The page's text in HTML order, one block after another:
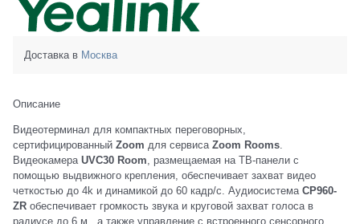
Доставка в Москва
Описание
Видеотерминал для компактных переговорных,
сертифицированный Zoom для сервиса Zoom Rooms.
Видеокамера UVC30 Room, размещаемая на ТВ-панели с
помощью выдвижного крепления, обеспечивает захват видео
четкостью до 4k и динамикой до 60 кадр/с. Аудиосистема CP960-
ZR обеспечивает громкость звука и круговой захват голоса в
радиусе до 6 м., а также управление с встроенного сенсорного